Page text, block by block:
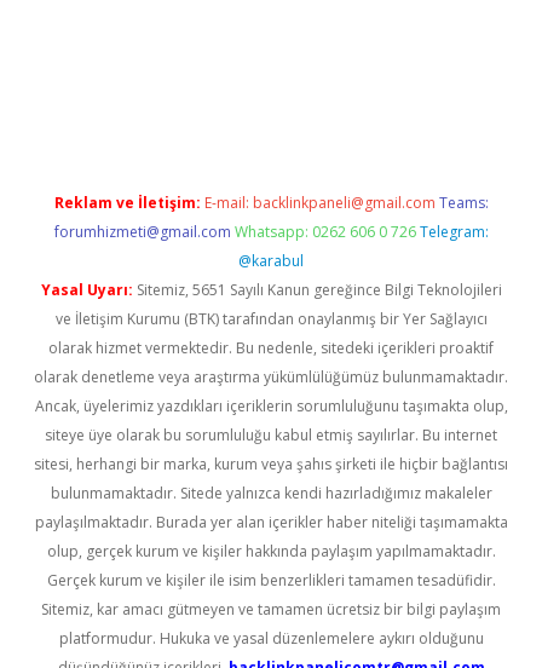
Reklam ve İletişim: E-mail: backlinkpaneli@gmail.com Teams:
forumhizmeti@gmail.com Whatsapp: 0262 606 0 726 Telegram:
@karabul
Yasal Uyarı: Sitemiz, 5651 Sayılı Kanun gereğince Bilgi Teknolojileri
ve İletişim Kurumu (BTK) tarafından onaylanmış bir Yer Sağlayıcı
olarak hizmet vermektedir. Bu nedenle, sitedeki içerikleri proaktif
olarak denetleme veya araştırma yükümlülüğümüz bulunmamaktadır.
Ancak, üyelerimiz yazdıkları içeriklerin sorumluluğunu taşımakta olup,
siteye üye olarak bu sorumluluğu kabul etmiş sayılırlar. Bu internet
sitesi, herhangi bir marka, kurum veya şahıs şirketi ile hiçbir bağlantısı
bulunmamaktadır. Sitede yalnızca kendi hazırladığımız makaleler
paylaşılmaktadır. Burada yer alan içerikler haber niteliği taşımamakta
olup, gerçek kurum ve kişiler hakkında paylaşım yapılmamaktadır.
Gerçek kurum ve kişiler ile isim benzerlikleri tamamen tesadüfidir.
Sitemiz, kar amacı gütmeyen ve tamamen ücretsiz bir bilgi paylaşım
platformudur. Hukuka ve yasal düzenlemelere aykırı olduğunu